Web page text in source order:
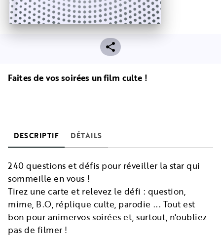
Faites de vos soirées un film culte !
DESCRIPTIF DÉTAILS
240 questions et défis pour réveiller la star qui
sommeille en vous !
Tirez une carte et relevez le défi : question,
mime, B.O, réplique culte, parodie ... Tout est
bon pour animervos soirées et, surtout, n'oubliez
pas de filmer !